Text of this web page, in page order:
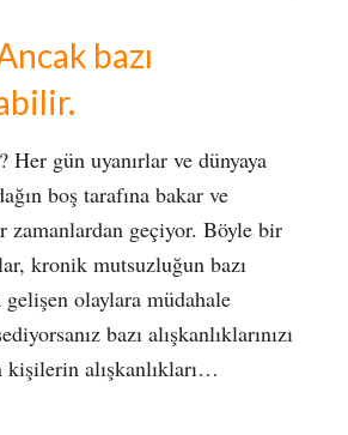
bazı
gün uyanırlar ve dünyaya
boş tarafına bakar ve
geçiyor. Böyle bir
kronik mutsuzluğun bazı
olaylara müdahale
bazı alışkanlıklarınızı
kişilerin alışkanlıkları…